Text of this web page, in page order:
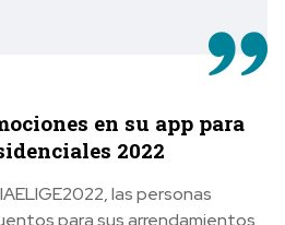
en su app para
2022
las personas
para sus arrendamientos